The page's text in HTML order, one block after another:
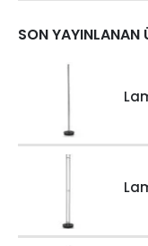
SON YAYINLANAN